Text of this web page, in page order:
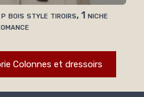
bois style tiroirs, 1 niche
Colonnes et dressoirs